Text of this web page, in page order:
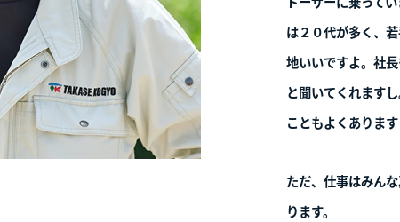
施工管理
土岐 慎一郎